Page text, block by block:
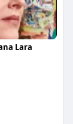
Lara